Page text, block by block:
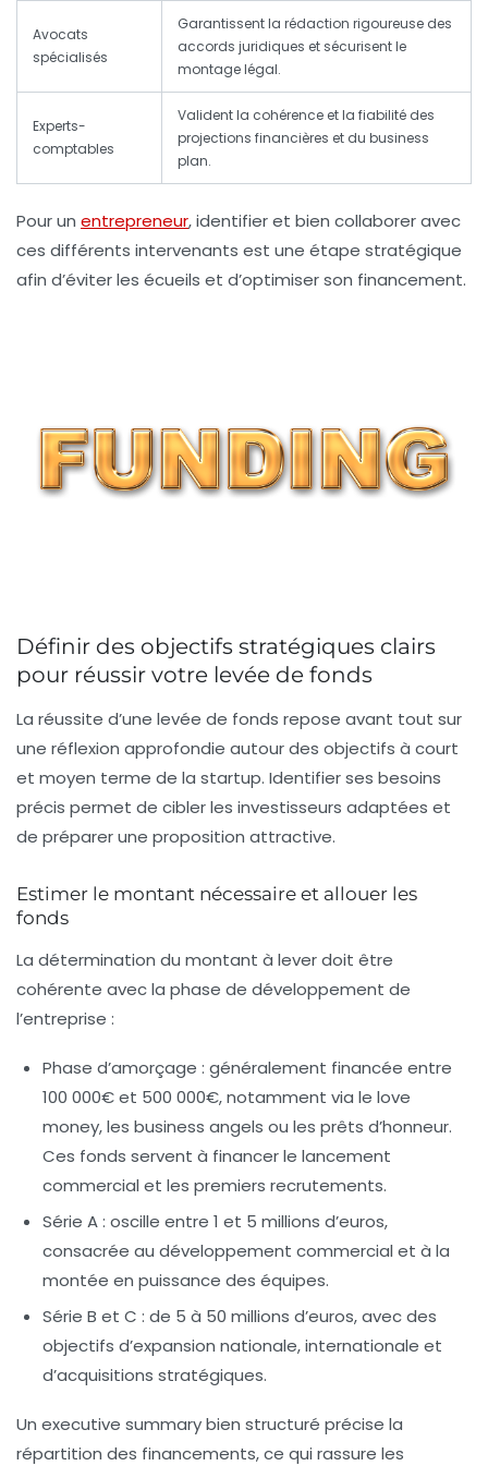
Avocats
spécialisés
Garantissent la rédaction rigoureuse des
accords juridiques et sécurisent le
montage légal.
Experts-
comptables
Valident la cohérence et la fiabilité des
projections financières et du business
plan.
Pour un entrepreneur, identifier et bien collaborer avec
ces différents intervenants est une étape stratégique
afin d’éviter les écueils et d’optimiser son financement.
Définir des objectifs stratégiques clairs
pour réussir votre levée de fonds
La réussite d’une levée de fonds repose avant tout sur
une réflexion approfondie autour des objectifs à court
et moyen terme de la startup. Identifier ses besoins
précis permet de cibler les investisseurs adaptées et
de préparer une proposition attractive.
Estimer le montant nécessaire et allouer les
fonds
La détermination du montant à lever doit être
cohérente avec la phase de développement de
l’entreprise :
Phase d’amorçage : généralement financée entre
100 000€ et 500 000€, notamment via le love
money, les business angels ou les prêts d’honneur.
Ces fonds servent à financer le lancement
commercial et les premiers recrutements.
Série A : oscille entre 1 et 5 millions d’euros,
consacrée au développement commercial et à la
montée en puissance des équipes.
Série B et C : de 5 à 50 millions d’euros, avec des
objectifs d’expansion nationale, internationale et
d’acquisitions stratégiques.
Un executive summary bien structuré précise la
répartition des financements, ce qui rassure les